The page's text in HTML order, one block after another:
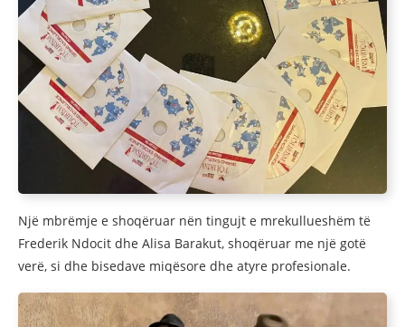
Një mbrëmje e shoqëruar nën tingujt e mrekullueshëm të
Frederik Ndocit dhe Alisa Barakut, shoqëruar me një gotë
verë, si dhe bisedave miqësore dhe atyre profesionale.